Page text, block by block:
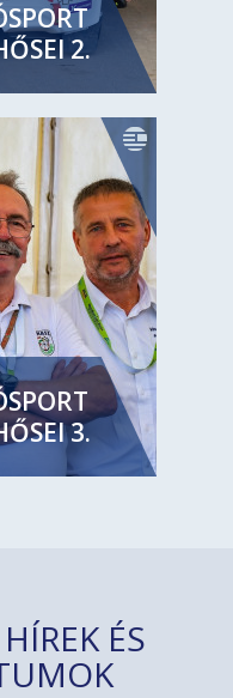
2.
3.
ÉS